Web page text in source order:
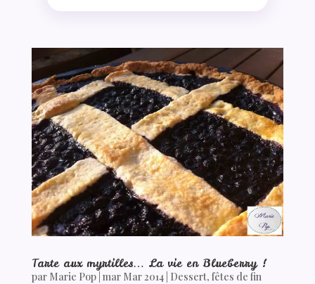
Tarte aux myrtilles… La vie en Blueberry !
par Marie Pop| mar Mar 2014| Dessert, fêtes de fin